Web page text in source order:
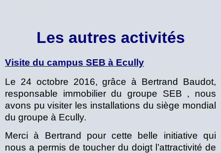
Les autres activités
Visite du campus SEB à Ecully
Le 24 octobre 2016, grâce à Bertrand Baudot,
responsable immobilier du groupe SEB , nous
avons pu visiter les installations du siège mondial
du groupe à Ecully.
Merci à Bertrand pour cette belle initiative qui
nous a permis de toucher du doigt l’attractivité de